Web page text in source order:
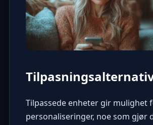
Tilpassede enheter gir mulighet
personaliseringer, noe som gjør